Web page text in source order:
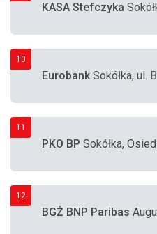
KASA Stefczyka
10
EurobankSokółka, ul.
11
PKO BP Sokółka,
12
BGŻ BNP Paribas